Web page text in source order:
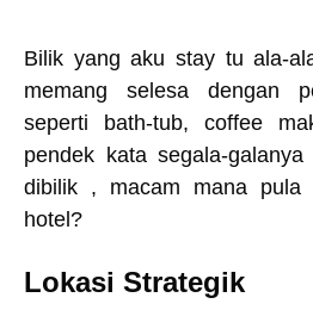
Bilik yang aku stay tu ala-
memang selesa dengan
seperti bath-tub, coffee
pendek kata segala-
dibilik , macam mana pula
hotel?
Lokasi Strategik